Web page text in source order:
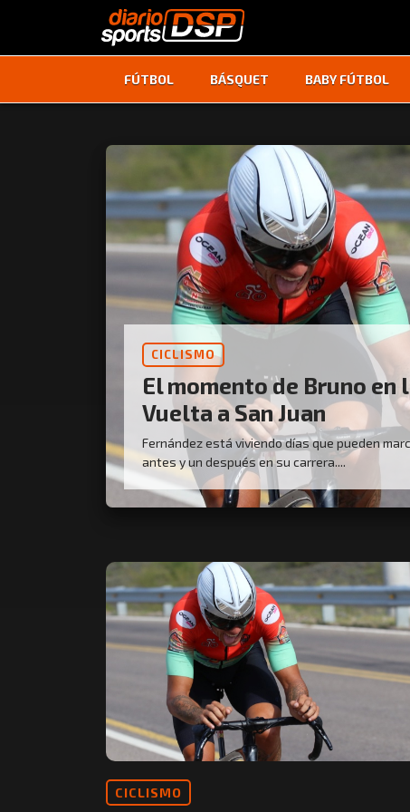
FÚTBOL BÁSQUET BABY FÚTBOL
CICLISMO
El momento de Bruno en
Vuelta a San Juan
Fernández está viviendo días que pueden
antes y un después en su carrera....
CICLISMO